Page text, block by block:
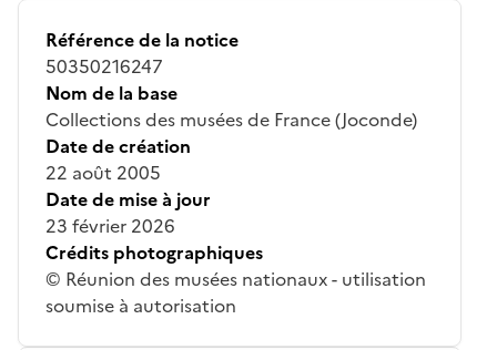
Référence de la notice
50350216247
Nom de la base
Collections des musées de France (Joconde)
Date de création
22 août 2005
Date de mise à jour
23 février 2026
Crédits photographiques
© Réunion des musées nationaux - utilisation
soumise à autorisation